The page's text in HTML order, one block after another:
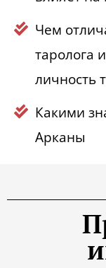
Чем
таролога
личность
Какими
Арканы